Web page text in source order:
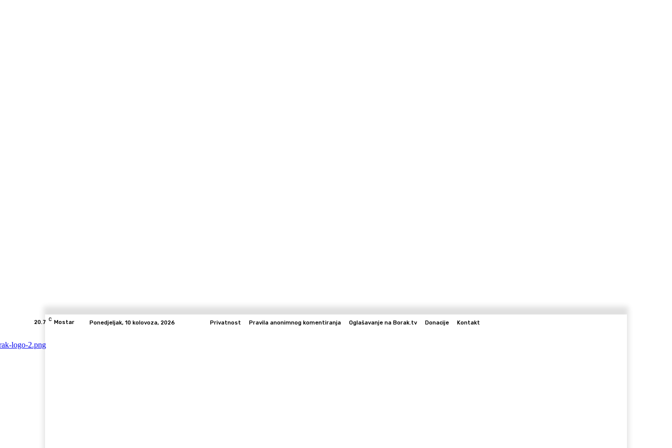
20.7 C Mostar Ponedjeljak, 10 kolovoza, 2026 Privatnost Pravila anonimnog komentiranja Oglašavanje na Borak.tv Donacije Kontakt